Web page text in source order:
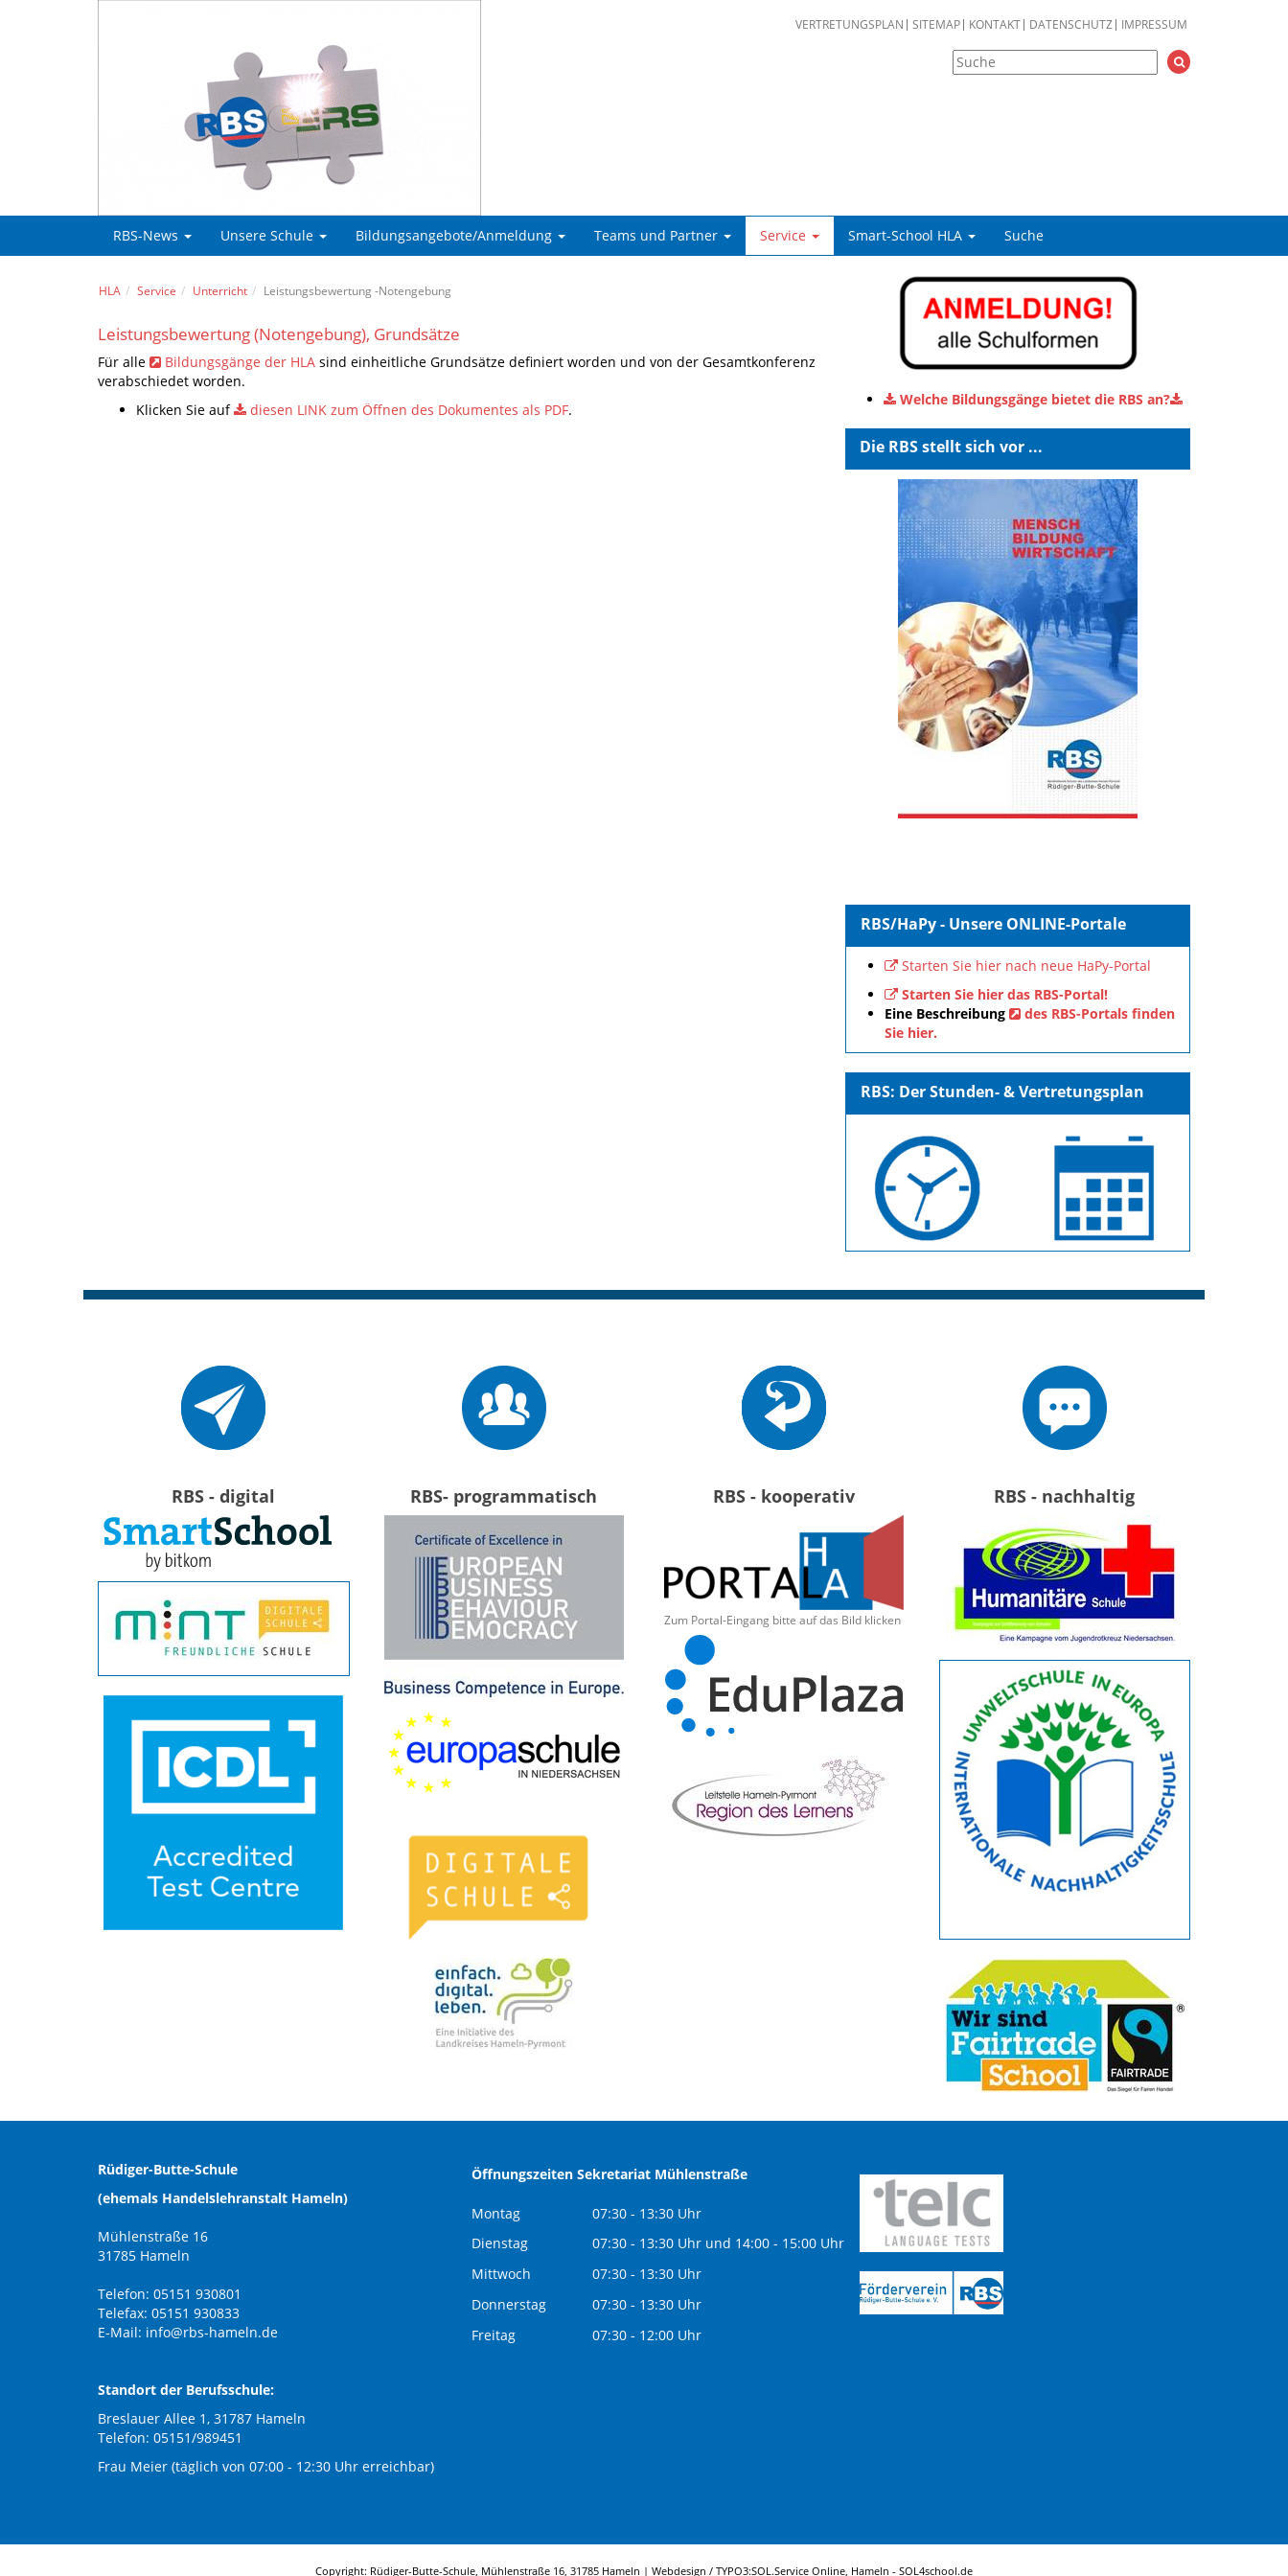
VERTRETUNGSPLAN SITEMAP KONTAKT DATENSCHUTZ IMPRESSUM
RBS-News Unsere Schule Bildungsangebote/Anmeldung Teams und Partner Service Smart-School HLA Suche
Welche Bildungsgänge bietet die RBS an?
Die RBS stellt sich vor ...
RBS/HaPy - Unsere ONLINE-Portale
Starten Sie hier nach neue HaPy-Portal
Starten Sie hier das RBS-Portal!
Eine Beschreibung
des RBS-Portals finden
Sie hier.
RBS: Der Stunden- & Vertretungsplan
HLA Service Unterricht Leistungsbewertung -Notengebung
Leistungsbewertung (Notengebung), Grundsätze
Für alle Bildungsgänge der HLA sind einheitliche Grundsätze definiert worden und von der Gesamtkonferenz
verabschiedet worden.
Klicken Sie auf
diesen LINK zum Öffnen des Dokumentes als PDF.
RBS - digital RBS- programmatisch RBS - kooperativ
Zum Portal-Eingang bitte auf das Bild klicken
RBS - nachhaltig
Rüdiger-Butte-Schule
(ehemals Handelslehranstalt Hameln)
Mühlenstraße 16
31785 Hameln
Telefon: 05151 930801
Telefax: 05151 930833
E-Mail: info@rbs-hameln.de
Standort der Berufsschule:
Breslauer Allee 1, 31787 Hameln
Telefon: 05151/989451
Frau Meier (täglich von 07:00 - 12:30 Uhr erreichbar)
Öffnungszeiten Sekretariat Mühlenstraße
Montag
07:30 - 13:30 Uhr
Dienstag
07:30 - 13:30 Uhr und 14:00 - 15:00 Uhr
Mittwoch
07:30 - 13:30 Uhr
Donnerstag
07:30 - 13:30 Uhr
Freitag
07:30 - 12:00 Uhr
Copyright: Rüdiger-Butte-Schule, Mühlenstraße 16, 31785 Hameln | Webdesign / TYPO3:SOL.Service Online, Hameln - SOL4school.de